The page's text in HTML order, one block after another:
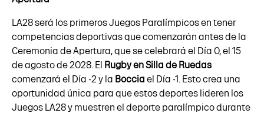
LA28 será los primeros Juegos Paralímpicos en tener
competencias deportivas que comenzarán antes de la
Ceremonia de Apertura, que se celebrará el Día 0, el 15
de agosto de 2028. El Rugby en Silla de Ruedas
comenzará el Día -2 y la Boccia el Día -1. Esto crea una
oportunidad única para que estos deportes lideren los
Juegos LA28 y muestren el deporte paralímpico durante